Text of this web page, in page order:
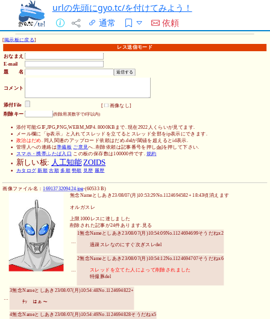
urlの先頭にgyo.tc/を付けてみよう！
通常
依頼